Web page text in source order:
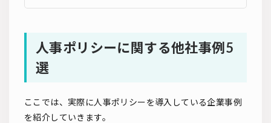
人事ポリシーに関する他社事例5
選
ここでは、実際に人事ポリシーを導入している企業事例
を紹介していきます。